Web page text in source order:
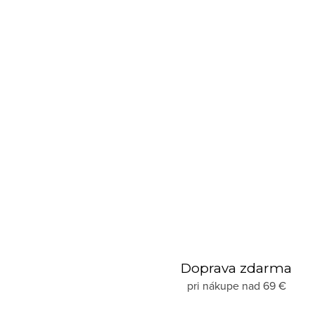
Doprava zdarma
pri nákupe nad 69 €